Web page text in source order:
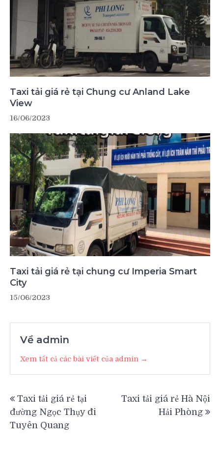
Taxi tải giá rẻ tại Chung cư Anland Lake
View
16/06/2023
Taxi tải giá rẻ tại chung cư Imperia Smart
City
15/06/2023
Về admin
Xem tất cả các bài viết của admin →
hướng
bài
Taxi tải giá rẻ tại
đường Ngọc Thụy đi
Tuyên Quang
Taxi tải giá rẻ Hà Nội
Hải Phòng